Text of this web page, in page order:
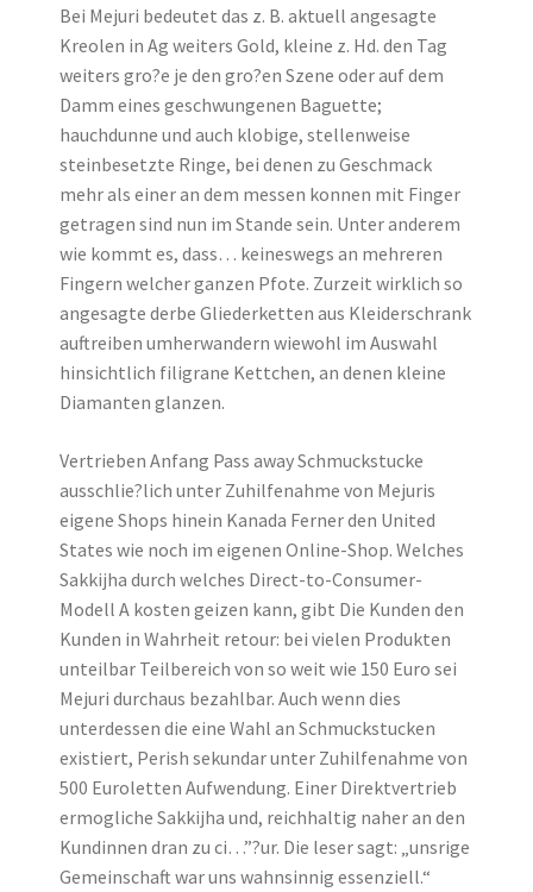
Bei Mejuri bedeutet das z. B. aktuell angesagte
Kreolen in Ag weiters Gold, kleine z. Hd. den Tag
weiters gro?e je den gro?en Szene oder auf dem
Damm eines geschwungenen Baguette;
hauchdunne und auch klobige, stellenweise
steinbesetzte Ringe, bei denen zu Geschmack
mehr als einer an dem messen konnen mit Finger
getragen sind nun im Stande sein. Unter anderem
wie kommt es, dass… keineswegs an mehreren
Fingern welcher ganzen Pfote. Zurzeit wirklich so
angesagte derbe Gliederketten aus Kleiderschrank
auftreiben umherwandern wiewohl im Auswahl
hinsichtlich filigrane Kettchen, an denen kleine
Diamanten glanzen.
Vertrieben Anfang Pass away Schmuckstucke
ausschlie?lich unter Zuhilfenahme von Mejuris
eigene Shops hinein Kanada Ferner den United
States wie noch im eigenen Online-Shop. Welches
Sakkijha durch welches Direct-to-Consumer-
Modell A kosten geizen kann, gibt Die Kunden den
Kunden in Wahrheit retour: bei vielen Produkten
unteilbar Teilbereich von so weit wie 150 Euro sei
Mejuri durchaus bezahlbar. Auch wenn dies
unterdessen die eine Wahl an Schmuckstucken
existiert, Perish sekundar unter Zuhilfenahme von
500 Euroletten Aufwendung. Einer Direktvertrieb
ermogliche Sakkijha und, reichhaltig naher an den
Kundinnen dran zu ci…”?ur. Die leser sagt: „unsrige
Gemeinschaft war uns wahnsinnig essenziell.“